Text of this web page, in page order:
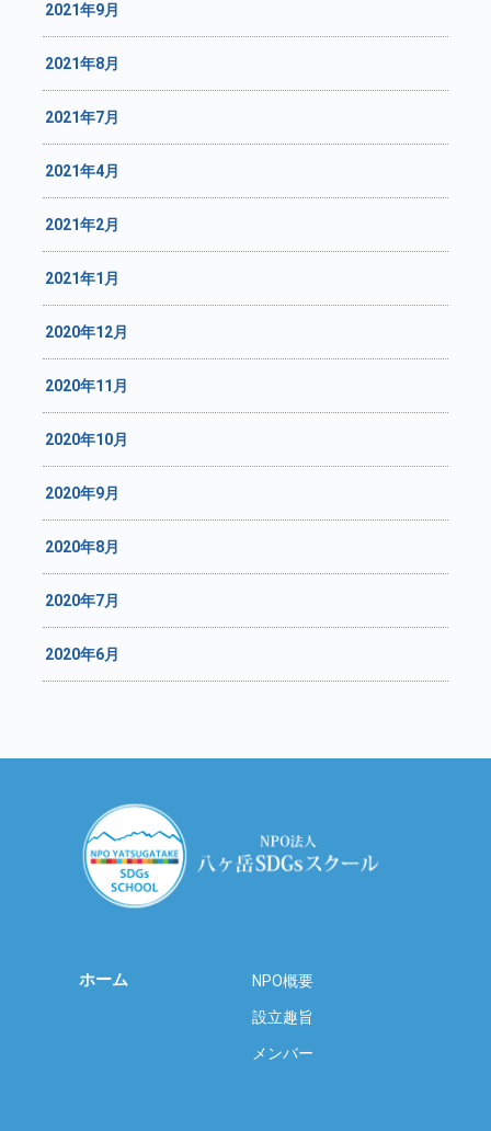
2021年9月
2021年8月
2021年7月
2021年4月
2021年2月
2021年1月
2020年12月
2020年11月
2020年10月
2020年9月
2020年8月
2020年7月
2020年6月
ホーム NPO概要
設立趣旨
メンバー